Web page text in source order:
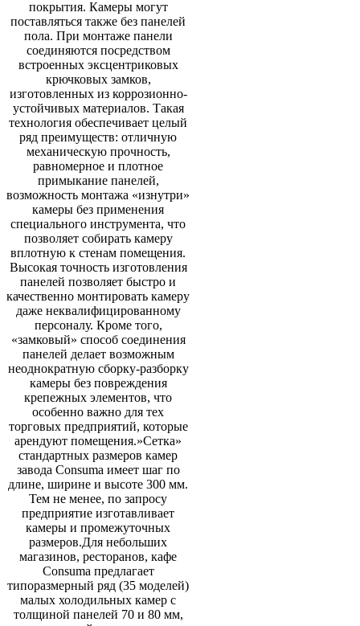
покрытия. Камеры могут
поставляться также без панелей
пола. При монтаже панели
соединяются посредством
встроенных эксцентриковых
крючковых замков,
изготовленных из коррозионно-
устойчивых материалов. Такая
технология обеспечивает целый
ряд преимуществ: отличную
механическую прочность,
равномерное и плотное
примыкание панелей,
возможность монтажа «изнутри»
камеры без применения
специального инструмента, что
позволяет собирать камеру
вплотную к стенам помещения.
Высокая точность изготовления
панелей позволяет быстро и
качественно монтировать камеру
даже неквалифицированному
персоналу. Кроме того,
«замковый» способ соединения
панелей делает возможным
неоднократную сборку-разборку
камеры без повреждения
крепежных элементов, что
особенно важно для тех
торговых предприятий, которые
арендуют помещения.»Сетка»
стандартных размеров камер
завода Consuma имеет шаг по
длине, ширине и высоте 300 мм.
Тем не менее, по запросу
предприятие изготавливает
камеры и промежуточных
размеров.Для небольших
магазинов, ресторанов, кафе
Consuma предлагает
типоразмерный ряд (35 моделей)
малых холодильных камер с
толщиной панелей 70 и 80 мм,